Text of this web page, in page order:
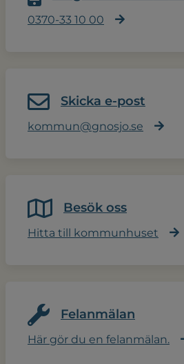
0370-33 10 00
Skicka e-post
kommun@gnosjo.se
Besök oss
Hitta till kommunhuset
Felanmälan
Här gör du en felanmälan.